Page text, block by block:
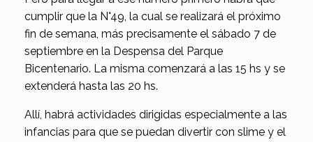
cumplir que la N°49, la cual se realizará el próximo
fin de semana, más precisamente el sábado 7 de
septiembre en la Despensa del Parque
Bicentenario. La misma comenzará a las 15 hs y se
extenderá hasta las 20 hs.
Allí, habrá actividades dirigidas especialmente a las
infancias para que se puedan divertir con slime y el